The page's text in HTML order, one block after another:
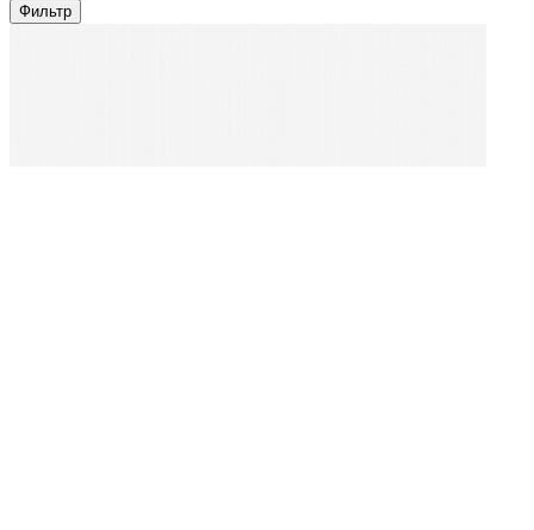
Фильтр